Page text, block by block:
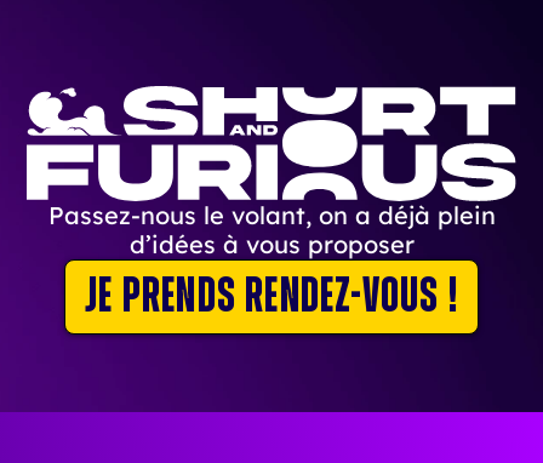
Passez-nous le volant, on a déjà plein
d’idées à vous proposer
Je prends rendez-vous !